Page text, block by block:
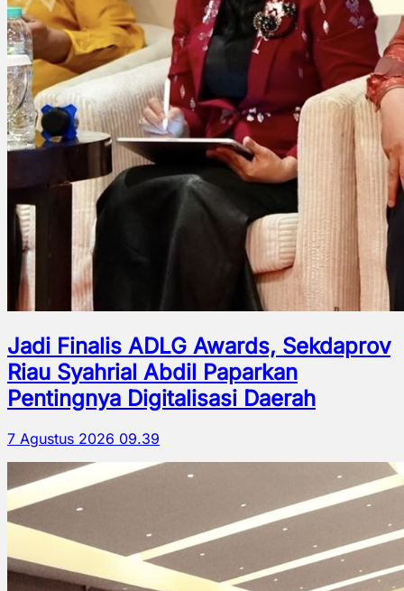
Jadi Finalis ADLG Awards, Sekdaprov
Riau Syahrial Abdil Paparkan
Pentingnya Digitalisasi Daerah
7 Agustus 2026 09.39